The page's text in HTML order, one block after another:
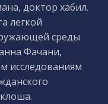
доктор хабил.
легкой
среды
Фачани,
исследованиям